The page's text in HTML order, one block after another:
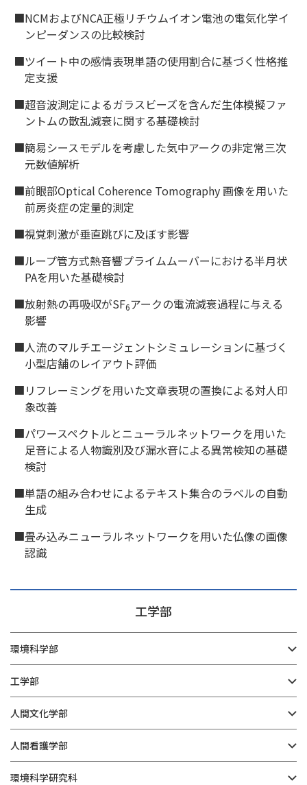
工学部
環境科学部
工学部
人間文化学部
人間看護学部
環境科学研究科
■NCMおよびNCA正極リチウムイオン電池の電気化学イ
ンピーダンスの比較検討
■ツイート中の感情表現単語の使用割合に基づく性格推
定支援
■超音波測定によるガラスビーズを含んだ生体模擬ファ
ントムの散乱減衰に関する基礎検討
■簡易シースモデルを考慮した気中アークの非定常三次
元数値解析
■前眼部Optical Coherence Tomography 画像を用いた
前房炎症の定量的測定
■視覚刺激が垂直跳びに及ぼす影響
■ループ管方式熱音響プライムムーバーにおける半月状
PAを用いた基礎検討
■放射熱の再吸収がSF6アークの電流減衰過程に与える
影響
■人流のマルチエージェントシミュレーションに基づく
小型店舗のレイアウト評価
■リフレーミングを用いた文章表現の置換による対人印
象改善
■パワースペクトルとニューラルネットワークを用いた
足音による人物識別及び漏水音による異常検知の基礎
検討
■単語の組み合わせによるテキスト集合のラベルの自動
生成
■畳み込みニューラルネットワークを用いた仏像の画像
認識